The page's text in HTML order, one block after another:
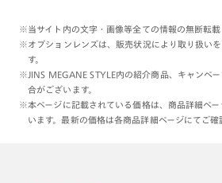
※当サイト内の文字・画像等全ての情報の無断転載
※オプションレンズは、販売状況により取り扱い
す。
※JINS MEGANE STYLE内の紹介商品、キャンペ
合がございます。
※本ページに記載されている価格は、商品詳細ペ
います。最新の価格は各商品詳細ページにてご確